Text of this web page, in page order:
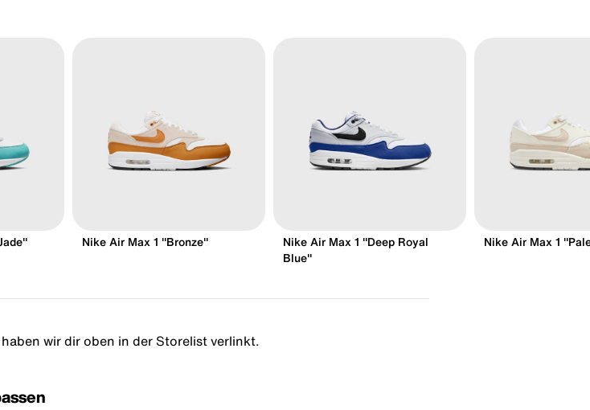
Nike Air Max 1 "Bronze"
Nike Air Max 1 "Deep Royal
Blue"
Nike Air Max 1
wir dir oben in der Storelist verlinkt.